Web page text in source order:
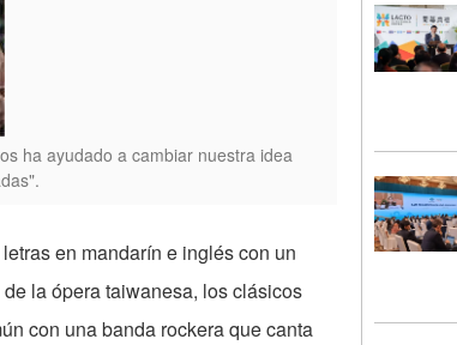
ha ayudado a cambiar nuestra idea
en mandarín e inglés con un
la ópera taiwanesa, los clásicos
con una banda rockera que canta